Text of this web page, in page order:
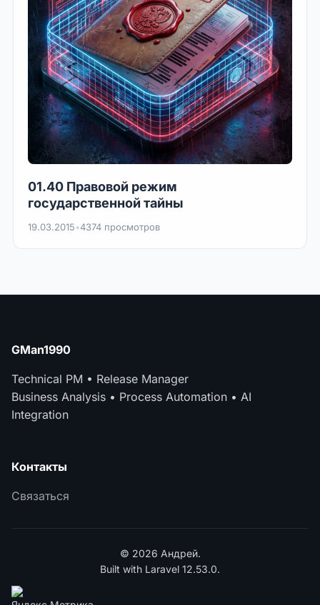
01.40 Правовой режим
государственной тайны
19.03.2015•4374 просмотров
GMan1990
Technical PM • Release Manager
Business Analysis • Process Automation • AI
Integration
Контакты
Связаться
© 2026 Андрей.
Built with Laravel 12.53.0.